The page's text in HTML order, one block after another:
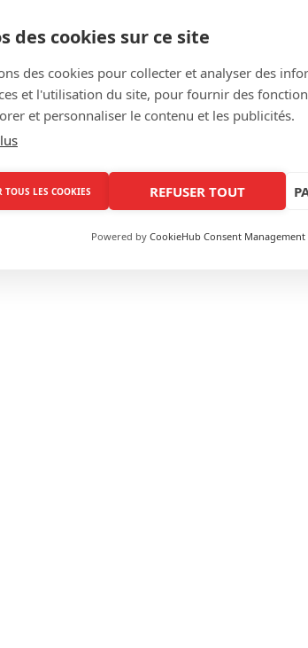
En Normandie, la crème est utilisée pour la
le "Pot-au-feu Normand" accompagné de
Partagez
des cookies sur ce site
des cookies pour collecter et analyser des
et l'utilisation du site, pour fournir des
et personnaliser le contenu et les publicités.
TOUS LES COOKIES REFUSER TOUT
Powered by CookieHub Consent Management